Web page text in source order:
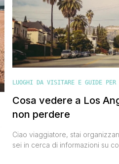
LUOGHI DA VISITARE E GUIDE PER
Cosa vedere a Los
non perdere
Ciao viaggiatore, stai
sei in cerca di informazioni su